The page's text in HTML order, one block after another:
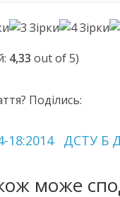
4,33 out of 5)
Поділись:
18:2014 ДСТУ Б
може